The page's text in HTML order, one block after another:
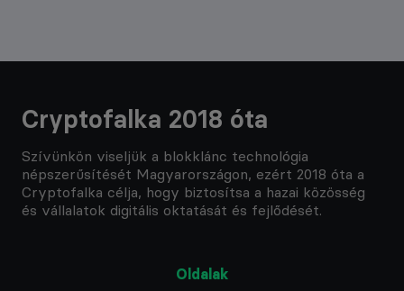
Cryptofalka 2018 óta
Szívünkön viseljük a blokklánc technológia
népszerűsítését Magyarországon, ezért 2018 óta a
Cryptofalka célja, hogy biztosítsa a hazai közösség
és vállalatok digitális oktatását és fejlődését.
Oldalak